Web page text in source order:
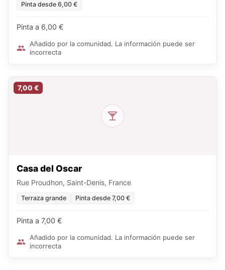
Pinta desde 6,00 €
Pinta a 6,00 €
Añadido por la comunidad. La información puede ser
incorrecta
7,00 €
Casa del Oscar
Rue Proudhon, Saint-Denis, France
Terraza grande Pinta desde 7,00 €
Pinta a 7,00 €
Añadido por la comunidad. La información puede ser
incorrecta